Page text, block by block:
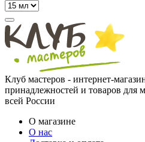
Клуб мастеров - интернет-
принадлежностей и товаров для
всей России
О магазине
О нас